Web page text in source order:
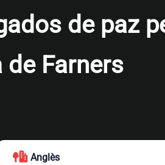
de paz
Farners
Anglès